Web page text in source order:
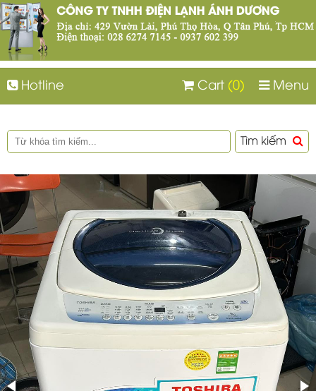
Hotline Menu
Cart (0)
Tìm kiếm